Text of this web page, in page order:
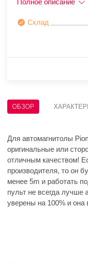
Полное описание
Склад
ОБЗОР
Для автомагнитолы
оригинальные или
отличным качеством!
производителя, то он
менее 5m и работать
пульт не всегда
уверены на 100% и она